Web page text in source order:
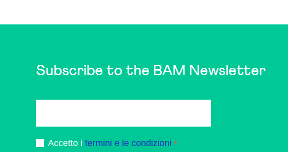
Subscribe to the BAM Newsletter
Accetto i termini e le condizioni